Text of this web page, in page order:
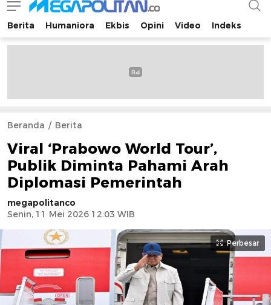
Megapolitan.co
Menyajikan berita-berita fakta bagi pembaca
Berita Humaniora Ekbis Opini Video Indeks
Beranda Berita
Viral ‘Prabowo World Tour’,
Publik Diminta Pahami Arah
Diplomasi Pemerintah
megapolitanco
Senin, 11 Mei 2026 12:03 WIB
Perbesar